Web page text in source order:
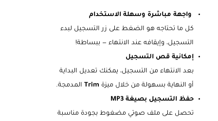
واجهة مباشرة وسهلة الاستخدام
كل ما تحتاجه هو الضغط على زر التسجيل لبدء
التسجيل، وإيقافه عند الانتهاء — ببساطة!
إمكانية قص التسجيل
بعد الانتهاء من التسجيل، يمكنك تعديل البداية
أو النهاية بسهولة من خلال ميزة Trim المدمجة.
حفظ التسجيل بصيغة MP3
تحصل على ملف صوتي مضغوط بجودة مناسبة